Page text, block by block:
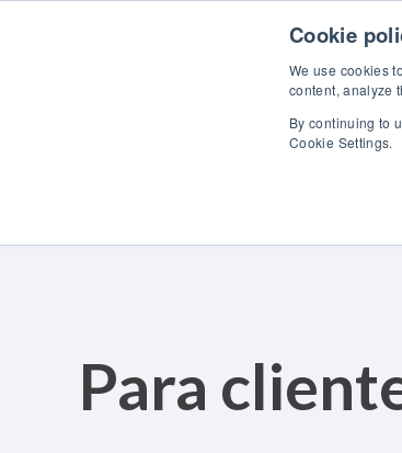
Cookie
We use cookies
content, analyze
By continuing to
Cookie Settings.
Para